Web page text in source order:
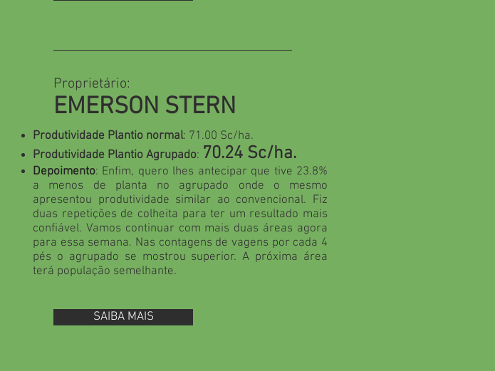
Proprietário:
EMERSON STERN
Produtividade Plantio normal: 71.00 Sc/ha.
Produtividade Plantio Agrupado: 70.24 Sc/ha.
Depoimento: Enfim, quero lhes antecipar que tive 23.8%
a menos de planta no agrupado onde o mesmo
apresentou produtividade similar ao convencional. Fiz
duas repetições de colheita para ter um resultado mais
confiável. Vamos continuar com mais duas áreas agora
para essa semana. Nas contagens de vagens por cada 4
pés o agrupado se mostrou superior. A próxima área
terá população semelhante.
SAIBA MAIS